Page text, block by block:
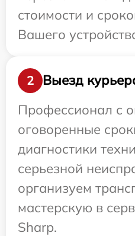
стоимости и
Вашего
2
Выезд
Профессионал с
оговоренные
диагностики
серьезной
организуем
мастерскую в
Sharp.